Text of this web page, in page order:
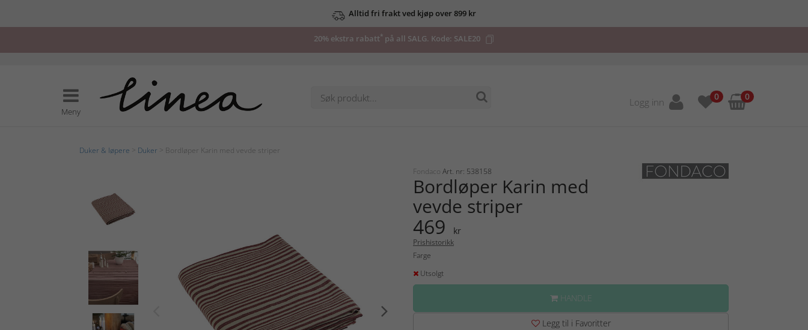
Alltid fri frakt ved kjøp over 899 kr
20% ekstra rabatt* på all SALG. Kode: SALE20
Meny
Logg inn 0 0
Duker & løpere Duker > Bordløper Karin med vevde striper
Fondaco Art. nr: 538158
Bordløper Karin med
vevde striper
469 kr
Prishistorikk
Farge
Utsolgt
HANDLE
Legg til i Favoritter